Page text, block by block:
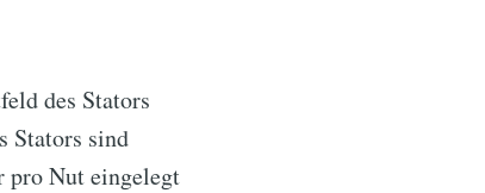
des Stators
Stators sind
pro Nut eingelegt